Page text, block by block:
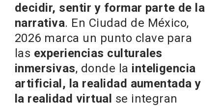
decidir, sentir y formar parte de la
narrativa. En Ciudad de México,
2026 marca un punto clave para
las experiencias culturales
inmersivas, donde la inteligencia
artificial, la realidad aumentada y
la realidad virtual se integran